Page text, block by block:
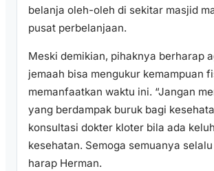
belanja oleh-oleh di sekitar masjid
pusat perbelanjaan.
Meski demikian, pihaknya berharap
jemaah bisa mengukur kemampuan
memanfaatkan waktu ini. “Jangan
yang berdampak buruk bagi
konsultasi dokter kloter bila ada
kesehatan. Semoga semuanya selalu
harap Herman.